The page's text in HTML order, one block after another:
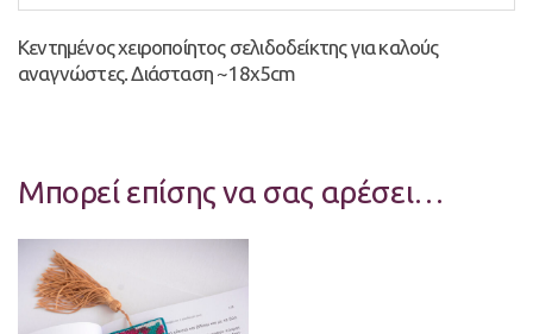
Κεντημένος χειροποίητος σελιδοδείκτης για καλούς
αναγνώστες. Διάσταση ~18x5cm
Μπορεί επίσης να σας αρέσει…